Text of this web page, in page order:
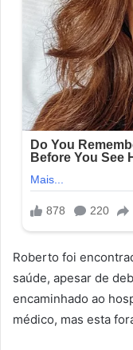
Roberto foi
saúde, apesar de
encaminhado ao
médico, mas esta